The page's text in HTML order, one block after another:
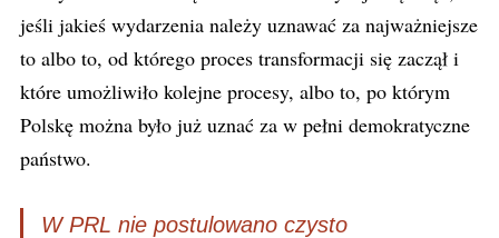
jeśli jakieś wydarzenia należy uznawać za najważniejsze
to albo to, od którego proces transformacji się zaczął i
które umożliwiło kolejne procesy, albo to, po którym
Polskę można było już uznać za w pełni demokratyczne
państwo.
W PRL nie postulowano czysto